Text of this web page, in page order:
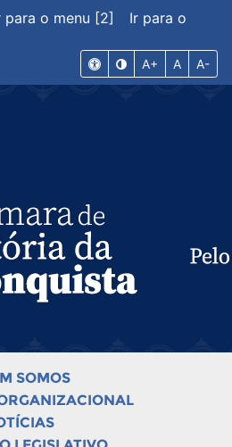
para o menu [2]
Ir para o
A+ A A-
SOMOS